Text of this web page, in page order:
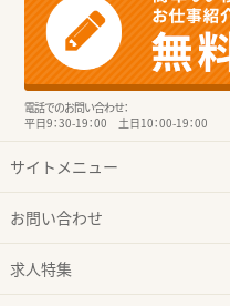
電話でのお問い合わせ：
平日9：30-19：00 土日10：00-19：00
サイトメニュー
お問い合わせ
求人特集